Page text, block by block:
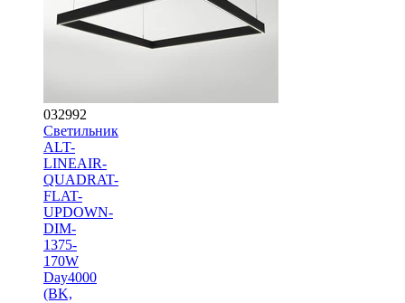
032992
Светильник
ALT-
LINEAIR-
QUADRAT-
FLAT-
UPDOWN-
DIM-
1375-
170W
Day4000
(BK,